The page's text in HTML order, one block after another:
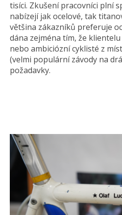
tisíci. Zkušení pracovníci plní
nabízejí jak ocelové, tak
většina zákazníků preferuje
dána zejména tím, že
nebo ambiciózní cyklisté z
(velmi populární závody na
požadavky.